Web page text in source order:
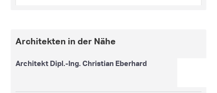
Architekten in der Nähe
Architekt Dipl.-Ing. Christian Eberhard